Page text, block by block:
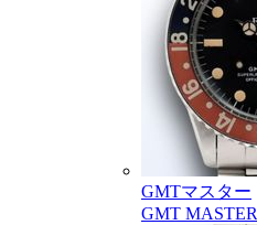
GMTマスター
GMT MASTER